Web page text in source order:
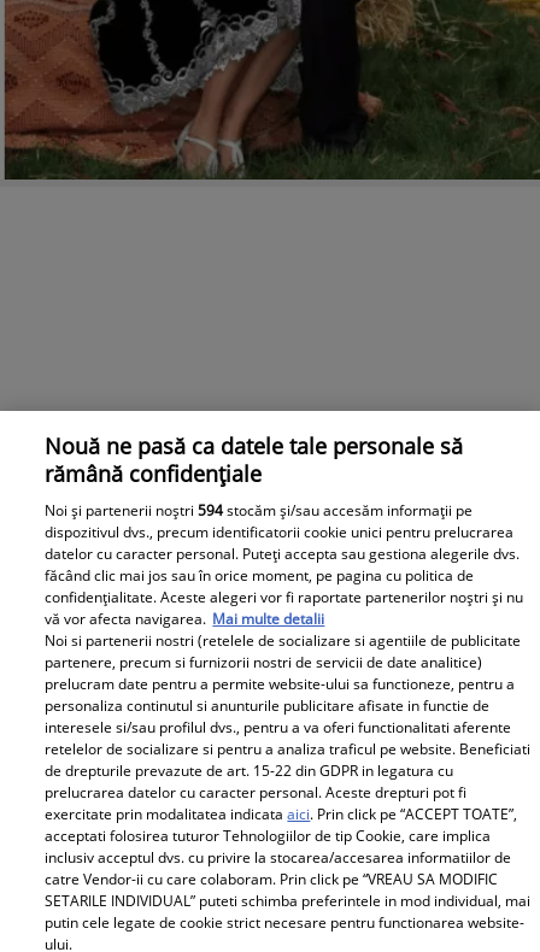
Cristi Brancu, dezvăluiri suprinzătoare despre
înmormântarea lui Silviu Prigoană: „Nu a dorit ca
Mihaela să fie acolo. A venit a doua zi la cimitir”
Cristi Brancu susține că Mihaela Botezatu nu ar fi
participat la înmormântarea lui Silviu Prigoană și a
mers la mormântul său abia a doua zi. Citește mai
multe în articol.
Parteneri
Nouă ne pasă ca datele tale personale să
rămână confidențiale
Noi și partenerii noștri594stocăm și/sau accesăm informații pe
dispozitivul dvs., precum identificatorii cookie unici pentru prelucrarea
datelor cu caracter personal. Puteți accepta sau gestiona alegerile dvs.
făcând clic mai jos sau în orice moment, pe pagina cu politica de
confidențialitate. Aceste alegeri vor fi raportate partenerilor noștri și nu
vă vor afecta navigarea. Mai multe detalii
Noi si partenerii nostri (retelele de socializare si agentiile de publicitate
partenere, precum si furnizorii nostri de servicii de date analitice)
prelucram date pentru a permite website-ului sa functioneze, pentru a
personaliza continutul si anunturile publicitare afisate in functie de
interesele si/sau profilul dvs., pentru a va oferi functionalitati aferente
retelelor de socializare si pentru a analiza traficul pe website. Beneficiati
de drepturile prevazute de art. 15-22 din GDPR in legatura cu
prelucrarea datelor cu caracter personal. Aceste drepturi pot fi
exercitate prin modalitatea indicataaici. Prin click pe “ACCEPT TOATE”,
acceptati folosirea tuturor Tehnologiilor de tip Cookie, care implica
inclusiv acceptul dvs. cu privire la stocarea/accesarea informatiilor de
catre Vendor-ii cu care colaboram. Prin click pe “VREAU SA MODIFIC
SETARILE INDIVIDUAL” puteti schimba preferintele in mod individual, mai
putin cele legate de cookie strict necesare pentru functionarea website-
ului.